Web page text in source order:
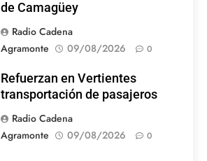
de Camagüey
Radio Cadena
Agramonte
09/08/2026 0
Refuerzan en Vertientes
transportación de pasajeros
Radio Cadena
Agramonte
09/08/2026 0